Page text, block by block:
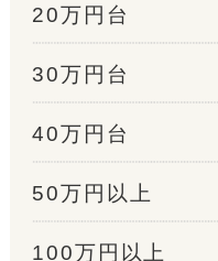
20万円台
30万円台
40万円台
50万円以上
100万円以上